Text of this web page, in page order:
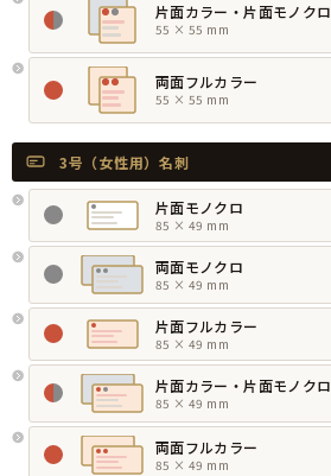
片面カラー・片面モノクロ
55 × 55 mm
両面フルカラー
55 × 55 mm
3号（女性用）名刺
片面モノクロ
85 × 49 mm
両面モノクロ
85 × 49 mm
片面フルカラー
85 × 49 mm
片面カラー・片面モノクロ
85 × 49 mm
両面フルカラー
85 × 49 mm